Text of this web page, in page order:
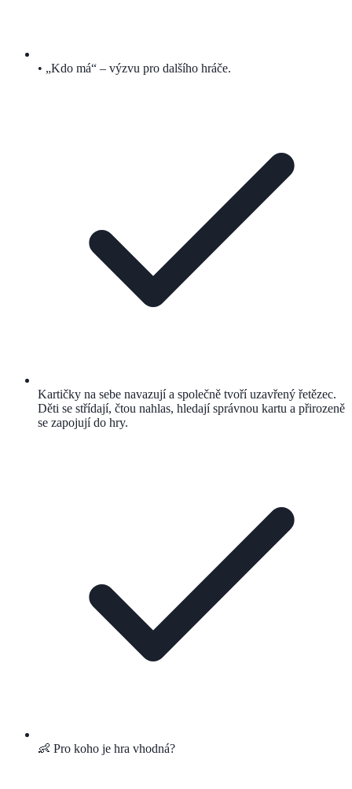
• „Kdo má“ – výzvu pro dalšího hráče.
Kartičky na sebe navazují a společně tvoří uzavřený řetězec.
Děti se střídají, čtou nahlas, hledají správnou kartu a přirozeně
se zapojují do hry.
👶 Pro koho je hra vhodná?